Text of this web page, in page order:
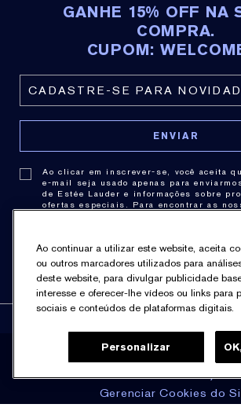
GANHE 15% OFF NA
COMPRA.
CUPOM:
Ao clicar em inscrever-se, você aceita
e-mail seja usado apenas para
de Estée Lauder e informações sobre
ofertas especiais. Para encontrar as
práticas de privacidade consulte nossa
Privacidade
Política de Privacidade
Termos & Condições
Gerenciar Cookies do
Ao continuar a utilizar este website, aceita
ou outros marcadores utilizados para
deste website, para divulgar publicidade
interesse e oferecer-lhe vídeos ou links para
sociais e conteúdos de plataformas digitais.
Personalizar